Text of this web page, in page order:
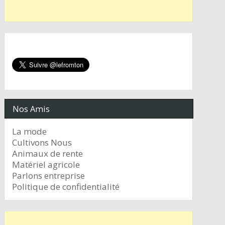
Nos Amis
La mode
Cultivons Nous
Animaux de rente
Matériel agricole
Parlons entreprise
Politique de confidentialité